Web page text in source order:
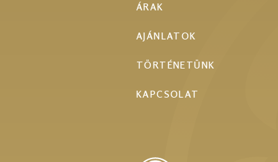
ÁRAK
AJÁNLATOK
TÖRTÉNETÜNK
KAPCSOLAT